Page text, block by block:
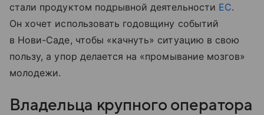
стали продуктом подрывной деятельности ЕС.
Он хочет использовать годовщину событий
в Нови-Саде, чтобы «качнуть» ситуацию в свою
пользу, а упор делается на «промывание мозгов»
молодежи.
Владельца крупного оператора